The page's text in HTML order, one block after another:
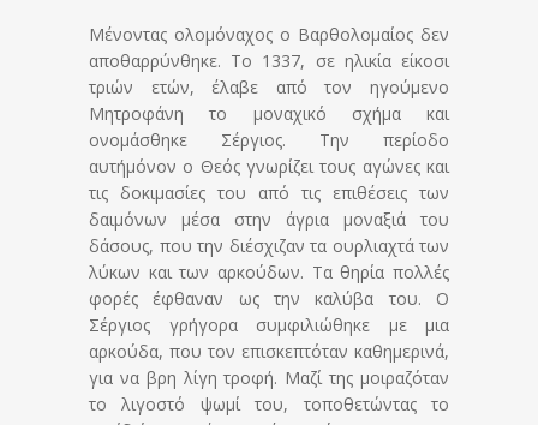
Μένοντας ολομόναχος ο Βαρθολομαίος δεν
αποθαρρύνθηκε. Το 1337, σε ηλικία είκοσι
τριών ετών, έλαβε από τον ηγούμενο
Μητροφάνη το μοναχικό σχήμα και
ονομάσθηκε Σέργιος. Την περίοδο
αυτήμόνον ο Θεός γνωρίζει τους αγώνες και
τις δοκιμασίες του από τις επιθέσεις των
δαιμόνων μέσα στην άγρια μοναξιά του
δάσους, που την διέσχιζαν τα ουρλιαχτά των
λύκων και των αρκούδων. Τα θηρία πολλές
φορές έφθαναν ως την καλύβα του. Ο
Σέργιος γρήγορα συμφιλιώθηκε με μια
αρκούδα, που τον επισκεπτόταν καθημερινά,
για να βρη λίγη τροφή. Μαζί της μοιραζόταν
το λιγοστό ψωμί του, τοποθετώντας το